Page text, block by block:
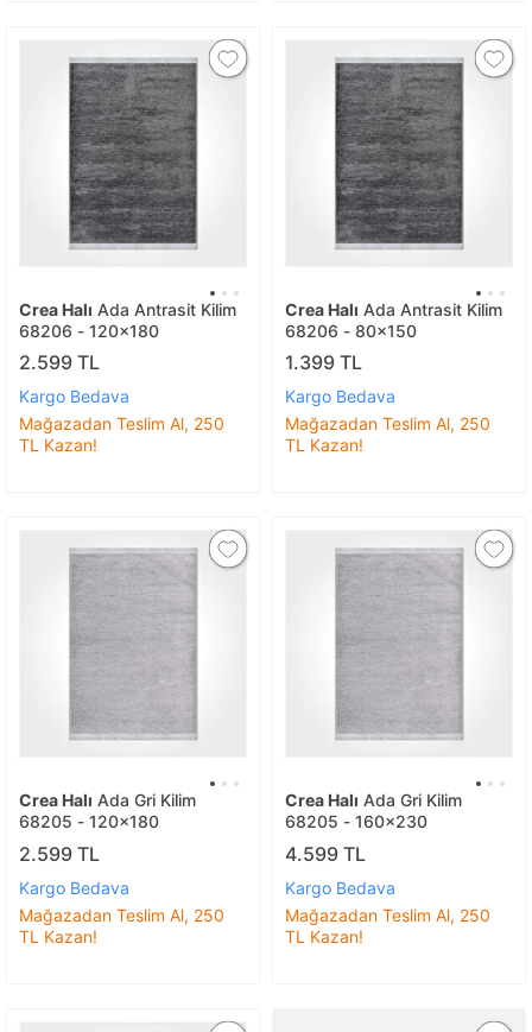
Crea Halı Ada Antrasit Kilim
68206 - 120x180
2.599 TL
Kargo Bedava
Mağazadan Teslim Al, 250
TL Kazan!
Crea Halı Ada Antrasit Kilim
68206 - 80x150
1.399 TL
Kargo Bedava
Mağazadan Teslim Al, 250
TL Kazan!
Crea Halı Ada Gri Kilim
68205 - 120x180
2.599 TL
Kargo Bedava
Mağazadan Teslim Al, 250
TL Kazan!
Crea Halı Ada Gri Kilim
68205 - 160x230
4.599 TL
Kargo Bedava
Mağazadan Teslim Al, 250
TL Kazan!